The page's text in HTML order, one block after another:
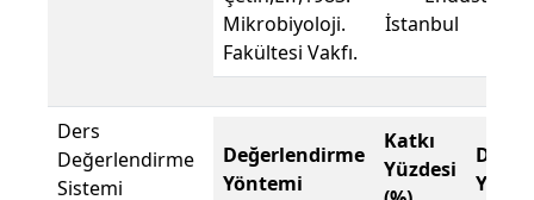
Mikrobiyoloji. İstanbul Tıp
Fakültesi Vakfı.
Ders
Değerlendirme
Sistemi
Değerlendirme
Yöntemi
Katkı
Yüzdesi